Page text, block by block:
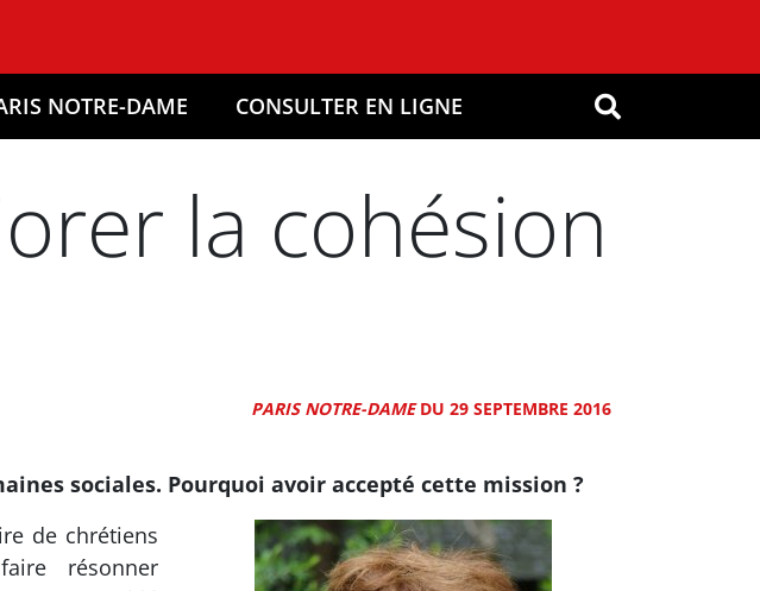
OK
NOTRE-DAME CONSULTER EN LIGNE
la cohésion
PARIS NOTRE-DAMEDU 29 SEPTEMBRE 2016
sociales. Pourquoi avoir accepté cette mission ?
de chrétiens
résonner